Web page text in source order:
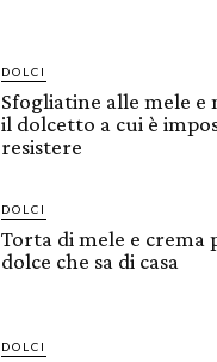
DOLCI
Sfogliatine alle mele e
il dolcetto a cui è
resistere
DOLCI
Torta di mele e crema
dolce che sa di casa
DOLCI